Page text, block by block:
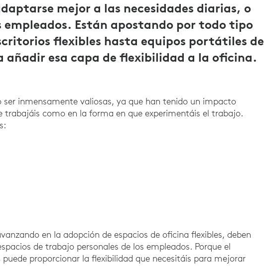
mejor a las necesidades diarias, o
empleados. Están apostando por todo tipo
flexibles hasta equipos portátiles de
añadir esa capa de flexibilidad a la oficina.
ser inmensamente valiosas, ya que han tenido un impacto
como en la forma en que experimentáis el trabajo.
en la adopción de espacios de oficina flexibles, deben
de trabajo personales de los empleados. Porque el
proporcionar la flexibilidad que necesitáis para mejorar